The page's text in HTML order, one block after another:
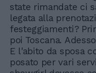
state rimandate ci
legata alla
festeggiamenti?
poi Toscana.
E l'abito da sposa
posato per vari